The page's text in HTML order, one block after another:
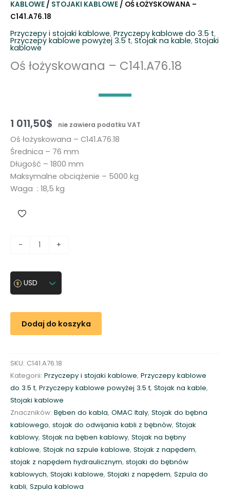
KABLOWE / STOJAKI KABLOWE / OŚ ŁOŻYSKOWANA –
C141.A76.18
Przyczepy i stojaki kablowe, Przyczepy kablowe do 3.5 t,
Przyczepy kablowe powyżej 3.5 t, Stojak na kable, Stojaki
kablowe
Oś łożyskowana – C141.A76.18
1 011,50$ nie zawiera podatku VAT
Oś łożyskowana – C141.A76.18
Średnica – 76 mm
Długość – 1800 mm
Maksymalne obciążenie – 5000 kg
Waga : 18,5 kg
-
ć
ś
y
s
k
o
w
a
n
a
-
C
1
+
USD
Dodaj do koszyka
SKU: C141.A76.18
Kategorii: Przyczepy i stojaki kablowe, Przyczepy kablowe
do 3.5 t, Przyczepy kablowe powyżej 3.5 t, Stojak na kable,
Stojaki kablowe
Znaczników: Bęben do kabla, OMAC Italy, Stojak do bębna
kablowego, stojak do odwijania kabli z bębnów, Stojak
kablowy, Stojak na bęben kablowy, Stojak na bębny
kablowe, Stojak na szpule kablowe, Stojak z napędem,
stojak z napędem hydraulicznym, stojaki do bębnów
kablowych, Stojaki kablowe, Stojaki z napędem, Szpula do
kabli, Szpula kablowa